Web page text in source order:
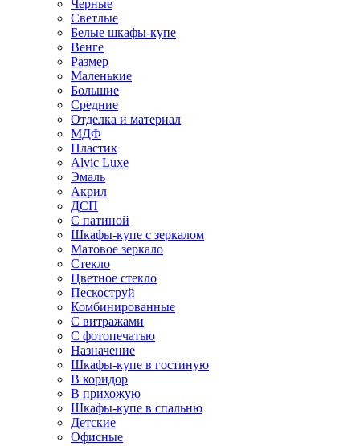
Черные
Светлые
Белые шкафы-купе
Венге
Размер
Маленькие
Большие
Средние
Отделка и материал
МДФ
Пластик
Alvic Luxe
Эмаль
Акрил
ДСП
С патиной
Шкафы-купе с зеркалом
Матовое зеркало
Стекло
Цветное стекло
Пескоструй
Комбинированные
С витражами
С фотопечатью
Назначение
Шкафы-купе в гостиную
В коридор
В прихожую
Шкафы-купе в спальню
Детские
Офисные